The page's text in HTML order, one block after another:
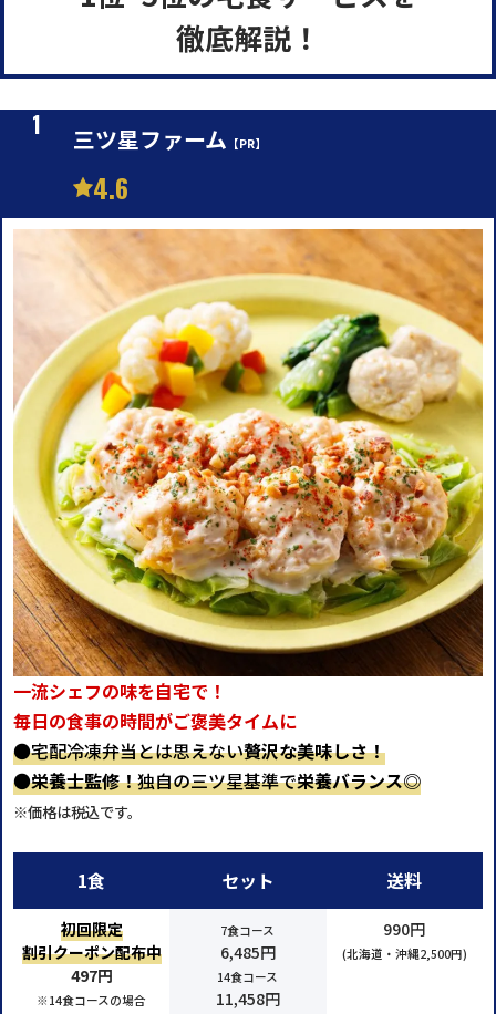
徹底解説！
三ツ星ファーム 【PR】
4.6
一流シェフの味を自宅で！
毎日の食事の時間がご褒美タイムに
●宅配冷凍弁当とは思えない贅沢な美味しさ！
●栄養士監修！独自の三ツ星基準で栄養バランス◎
※価格は税込です。
1食
初回限定
割引クーポン配布中
497円
※14食コースの場合
セット
7食コース
6,485円
14食コース
11,458円
送料
990円
(北海道・沖縄2,500円)